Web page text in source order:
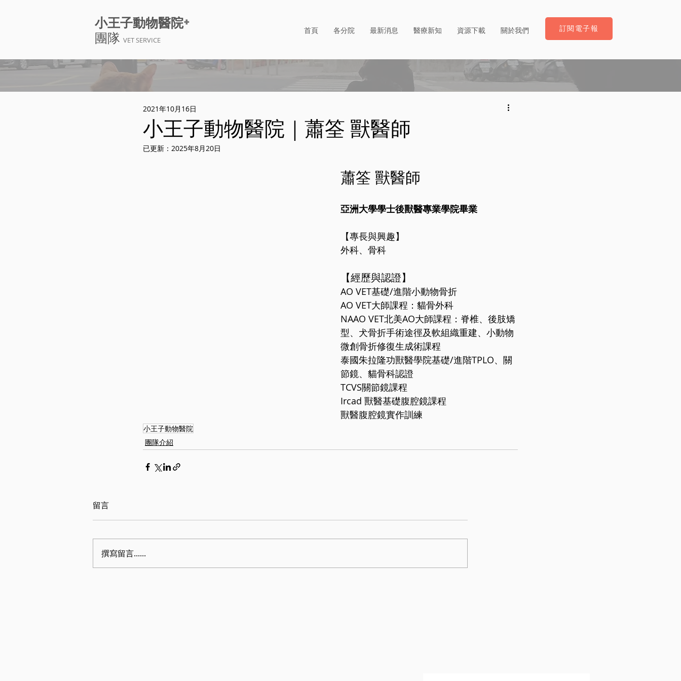
小王子動物醫院+
團隊 VET SERVICE
首頁 各分院 最新消息 醫療新知 資源下載 關於我們 訂閱電子報
小王子動物醫院｜蕭筌 獸醫師
2021年10月16日
已更新： 2025年8月20日
蕭筌 獸醫師
亞洲大學學士後獸醫專業學院畢業
【專長與興趣】
外科、骨科
【經歷與認證】
AO VET基礎/進階小動物骨折
AO VET大師課程：貓骨外科
NAAO VET北美AO大師課程：脊椎、後肢矯
型、犬骨折手術途徑及軟組織重建、小動物
微創骨折修復生成術課程
泰國朱拉隆功獸醫學院基礎/進階TPLO、關
節鏡、貓骨科認證
TCVS關節鏡課程
Ircad 獸醫基礎腹腔鏡課程
獸醫腹腔鏡實作訓練
小王子動物醫院
團隊介紹
留言
撰寫留言......